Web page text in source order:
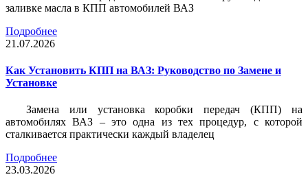
заливке масла в КПП автомобилей ВАЗ
Подробнее
21.07.2026
Как Установить КПП на ВАЗ: Руководство по Замене и
Установке
Замена или установка коробки передач (КПП) на
автомобилях ВАЗ – это одна из тех процедур, с которой
сталкивается практически каждый владелец
Подробнее
23.03.2026